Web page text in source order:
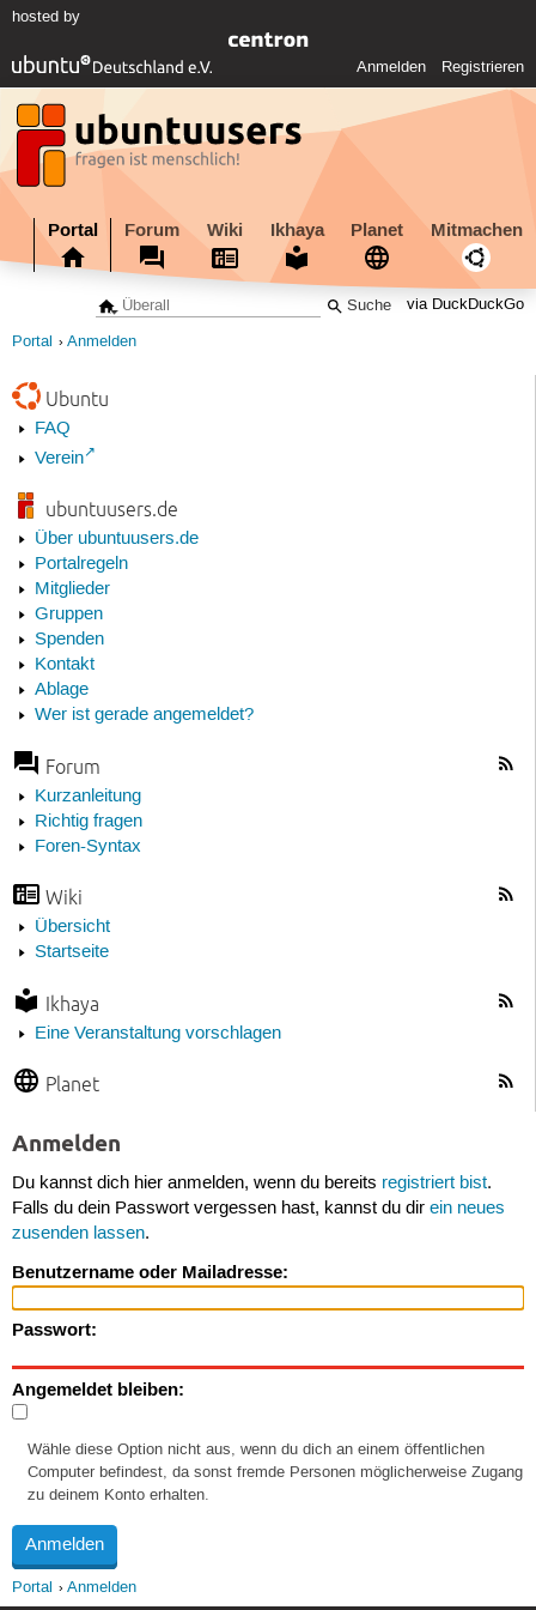
hosted by
Anmelden Registrieren
Portal Forum Wiki Ikhaya Planet Mitmachen
via DuckDuckGo
Portal Anmelden
Ubuntu
FAQ
Verein
ubuntuusers.de
Über ubuntuusers.de
Portalregeln
Mitglieder
Gruppen
Spenden
Kontakt
Ablage
Wer ist gerade angemeldet?
Forum
Kurzanleitung
Richtig fragen
Foren-Syntax
Wiki
Übersicht
Startseite
Ikhaya
Eine Veranstaltung vorschlagen
Planet
Anmelden
Du kannst dich hier anmelden, wenn du bereits registriert bist.
Falls du dein Passwort vergessen hast, kannst du dir ein neues
zusenden lassen.
Benutzername oder Mailadresse:
Passwort:
Angemeldet bleiben:
Wähle diese Option nicht aus, wenn du dich an einem öffentlichen
Computer befindest, da sonst fremde Personen möglicherweise Zugang
zu deinem Konto erhalten.
Portal Anmelden